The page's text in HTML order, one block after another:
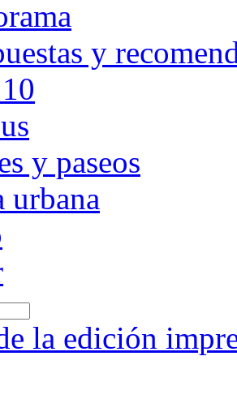
y
y paseos
urbana
la edición